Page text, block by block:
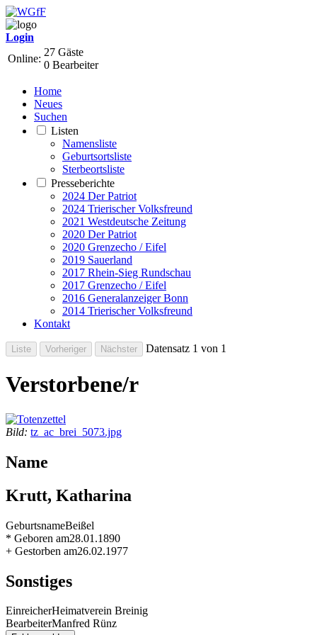
Login
Online:
27 Gäste
0 Bearbeiter
Home
Neues
Suchen
Listen
Namensliste
Geburtsortsliste
Sterbeortsliste
Presseberichte
2024 Der Patriot
2024 Trierischer Volksfreund
2021 Westdeutsche Zeitung
2020 Der Patriot
2020 Grenzecho / Eifel
2019 Sauerland
2017 Rhein-Sieg Rundschau
2017 Grenzecho / Eifel
2016 Generalanzeiger Bonn
2014 Trierischer Volksfreund
Kontakt
Datensatz 1 von 1
Verstorbene/r
Bild: tz_ac_brei_5073.jpg
Name
Krutt, Katharina
GeburtsnameBeißel
* Geboren am28.01.1890
+ Gestorben am26.02.1977
Sonstiges
EinreicherHeimatverein Breinig
BearbeiterManfred Rünz